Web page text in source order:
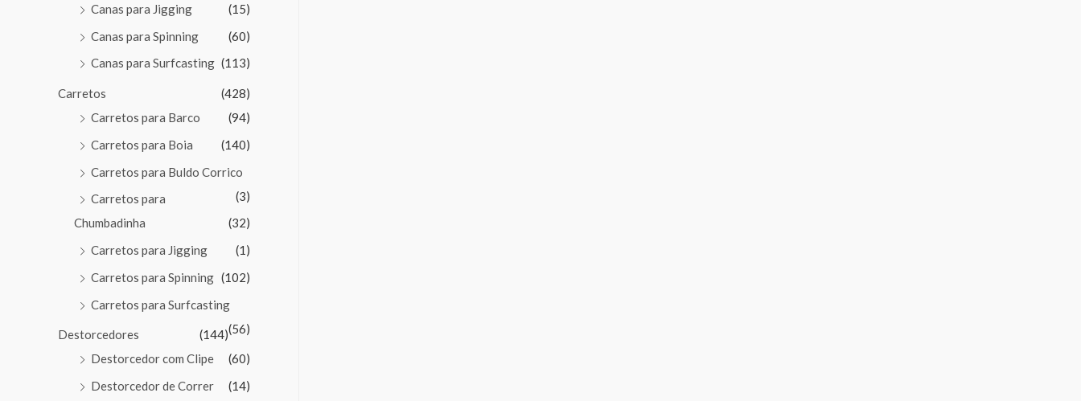
Canas para Jigging
(15)
Canas para Spinning
(60)
Canas para Surfcasting (113)
Carretos
(428)
Carretos para Barco
(94)
Carretos para Boia
(140)
Carretos para Buldo Corrico
(3)
Carretos para
Chumbadinha
(32)
Carretos para Jigging
(1)
Carretos para Spinning (102)
Carretos para Surfcasting
(56)
Destorcedores
(144)
Destorcedor com Clipe
(60)
Destorcedor de Correr
(14)